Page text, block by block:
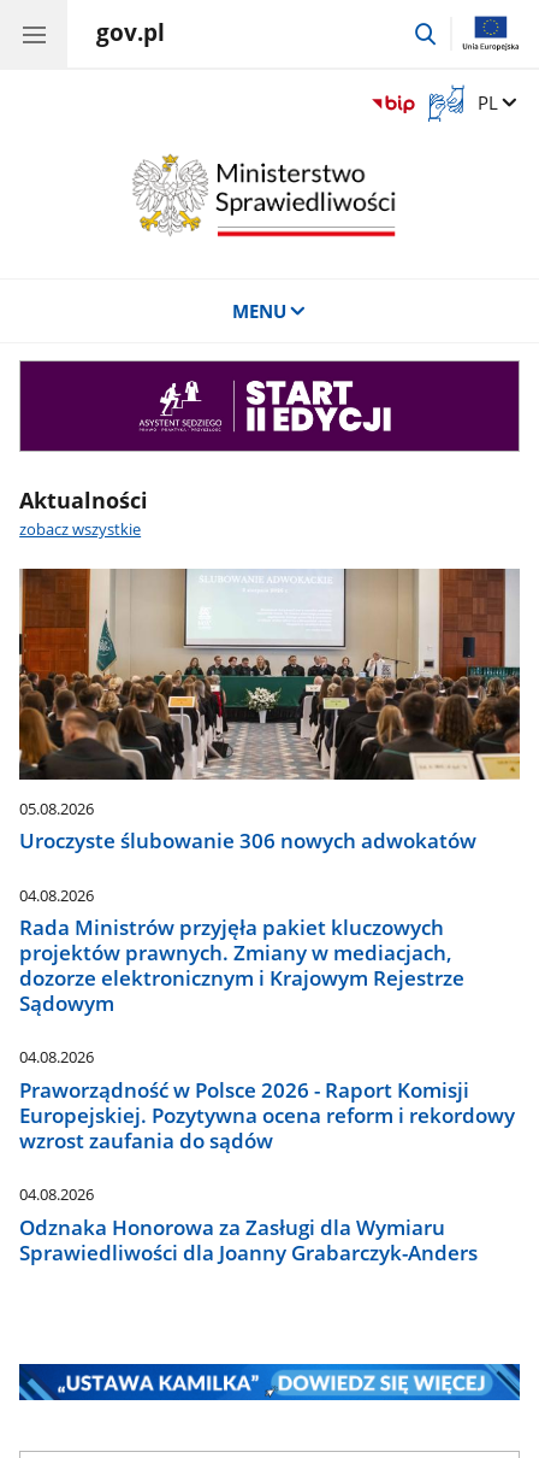
gov.pl
przejdź
Otwórz
okno
Zmień
PL
MENU
Aktualności
zobacz wszystkie
05.08.2026
Uroczyste ślubowanie 306 nowych adwokatów
04.08.2026
Rada Ministrów przyjęła pakiet kluczowych
projektów prawnych. Zmiany w mediacjach,
dozorze elektronicznym i Krajowym Rejestrze
Sądowym
04.08.2026
Praworządność w Polsce 2026 - Raport Komisji
Europejskiej. Pozytywna ocena reform i rekordowy
wzrost zaufania do sądów
04.08.2026
Odznaka Honorowa za Zasługi dla Wymiaru
Sprawiedliwości dla Joanny Grabarczyk-Anders